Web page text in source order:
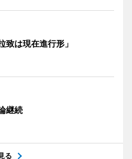
致は現在進行形」
継続
る